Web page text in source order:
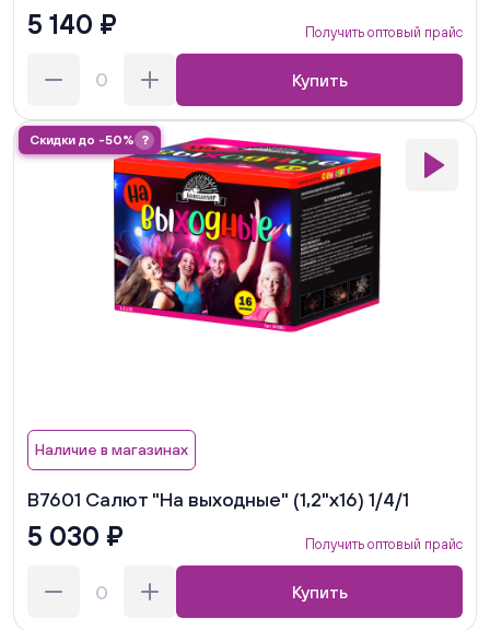
5 140 ₽ Получить оптовый прайс
Купить
Скидки до -50% ?
Наличие в магазинах
В7601 Салют "На выходные" (1,2"х16) 1/4/1
5 030 ₽ Получить оптовый прайс
Купить